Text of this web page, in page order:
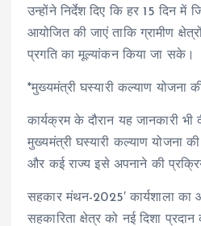
उन्होंने निर्देश दिए कि हर 15 दिन में
आयोजित की जाएं ताकि ग्रामीण
प्रगति का मूल्यांकन किया जा सके।
*मुख्यमंत्री घस्यारी कल्याण योजना
कार्यक्रम के दौरान यह जानकारी भी
मुख्यमंत्री घस्यारी कल्याण योजना
और कई राज्य इसे अपनाने की
सहकार मंथन-2025′ कार्यशाला का
सहकारिता क्षेत्र को नई दिशा